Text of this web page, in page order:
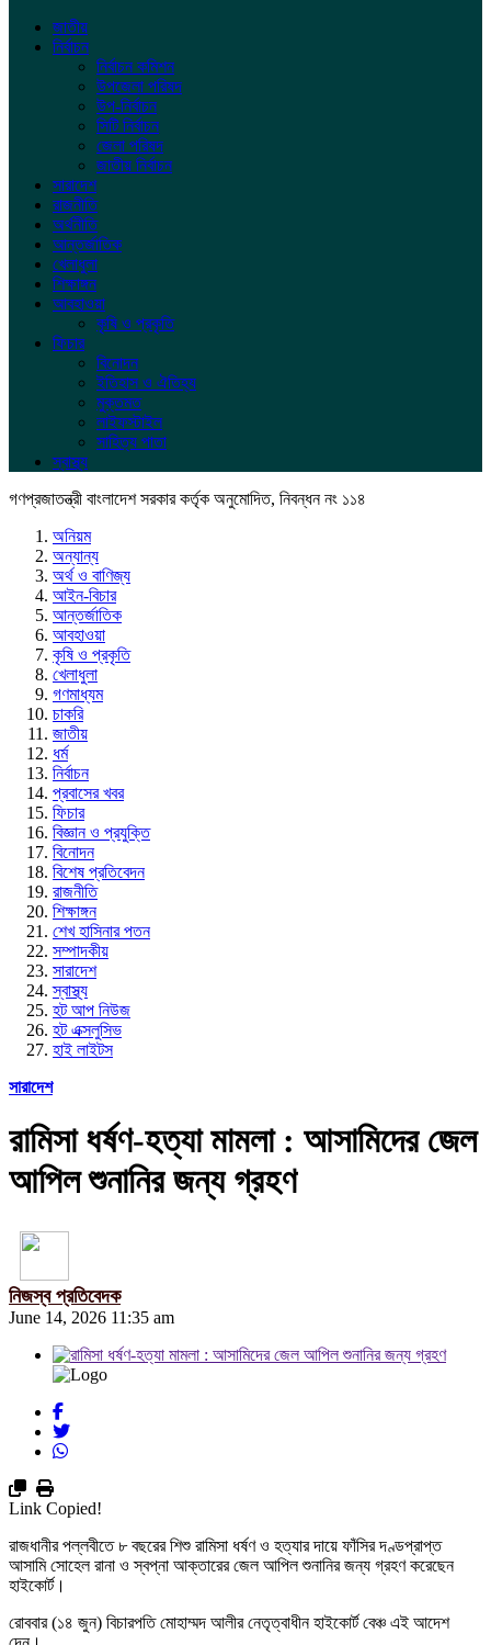
জাতীয়
নির্বাচন
নির্বাচন কমিশন
উপজেলা পরিষদ
উপ-নির্বাচন
সিটি নির্বাচন
জেলা পরিষদ
জাতীয় নির্বাচন
সারাদেশ
রাজনীতি
অর্থনীতি
আন্তর্জাতিক
খেলাধুলা
শিক্ষাঙ্গন
আবহাওয়া
কৃষি ও প্রকৃতি
ফিচার
বিনোদন
ইতিহাস ও ঐতিহ্য
মুক্তমত
লাইফস্টাইল
সাহিত্য পাতা
স্বাস্থ্য
গণপ্রজাতন্ত্রী বাংলাদেশ সরকার কর্তৃক অনুমোদিত, নিবন্ধন নং ১১৪
অনিয়ম
অন্যান্য
অর্থ ও বাণিজ্য
আইন-বিচার
আন্তর্জাতিক
আবহাওয়া
কৃষি ও প্রকৃতি
খেলাধুলা
গণমাধ্যম
চাকরি
জাতীয়
ধর্ম
নির্বাচন
প্রবাসের খবর
ফিচার
বিজ্ঞান ও প্রযুক্তি
বিনোদন
বিশেষ প্রতিবেদন
রাজনীতি
শিক্ষাঙ্গন
শেখ হাসিনার পতন
সম্পাদকীয়
সারাদেশ
স্বাস্থ্য
হট আপ নিউজ
হট এক্সলুসিভ
হাই লাইটস
সারাদেশ
রামিসা ধর্ষণ-হত্যা মামলা : আসামিদের জেল
আপিল শুনানির জন্য গ্রহণ
নিজস্ব প্রতিবেদক
June 14, 2026 11:35 am
Link Copied!
রাজধানীর পল্লবীতে ৮ বছরের শিশু রামিসা ধর্ষণ ও হত্যার দায়ে ফাঁসির দণ্ডপ্রাপ্ত
আসামি সোহেল রানা ও স্বপ্না আক্তারের জেল আপিল শুনানির জন্য গ্রহণ করেছেন
হাইকোর্ট।
রোববার (১৪ জুন) বিচারপতি মোহাম্মদ আলীর নেতৃত্বাধীন হাইকোর্ট বেঞ্চ এই আদেশ